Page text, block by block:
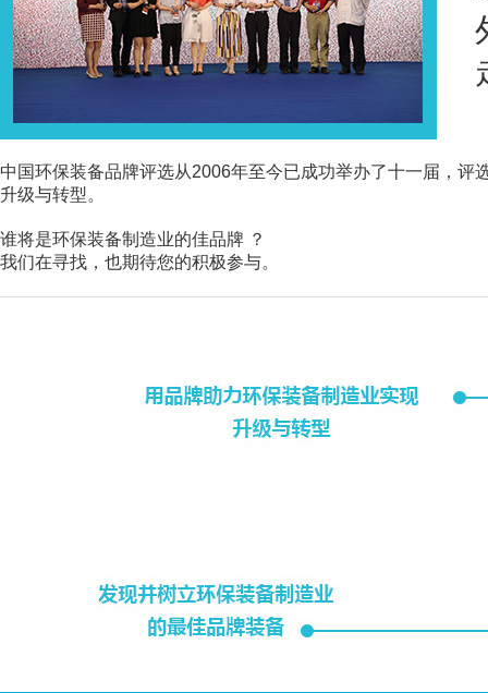
中国环保装备品牌评选从2006年至今已成功举办了十一届，
升级与转型。
谁将是环保装备制造业的佳品牌 ？
我们在寻找，也期待您的积极参与。